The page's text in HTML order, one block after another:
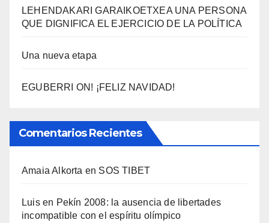
LEHENDAKARI GARAIKOETXEA UNA PERSONA
QUE DIGNIFICA EL EJERCICIO DE LA POLÍTICA
Una nueva etapa
EGUBERRI ON! ¡FELIZ NAVIDAD!
Comentarios Recientes
Amaia Alkorta en SOS TIBET
Luisen Pekí­n 2008: la ausencia de libertades
incompatible con el espí­ritu olí­mpico